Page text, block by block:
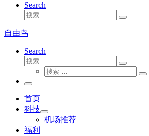
Search
搜
搜
自由鸟
Search
搜
搜
索
搜
搜
主
菜
单
首页
科技
机场推荐
福利